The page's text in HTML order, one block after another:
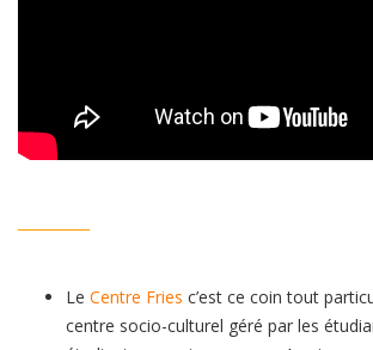
Le Centre Fries c’est ce coin tout
centre socio-culturel géré par les